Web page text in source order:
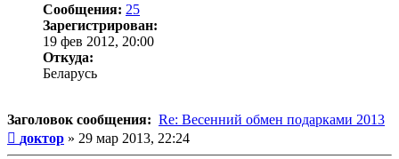
Сообщения: 25
Зарегистрирован:
19 фев 2012, 20:00
Откуда:
Беларусь
Заголовок сообщения: Re: Весенний обмен подарками 2013
Сообщение
доктор » 29 мар 2013, 22:24